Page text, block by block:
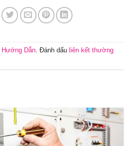
Hướng Dẫn. Đánh dấu liên kết thường